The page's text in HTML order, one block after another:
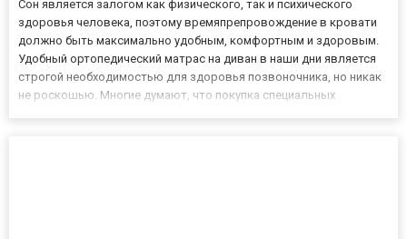
Сон является залогом как физического, так и психического
здоровья человека, поэтому времяпрепровождение в кровати
должно быть максимально удобным, комфортным и здоровым.
Удобный ортопедический матрас на диван в наши дни является
строгой необходимостью для здоровья позвоночника, но никак
не роскошью. Многие думают, что покупка специальных